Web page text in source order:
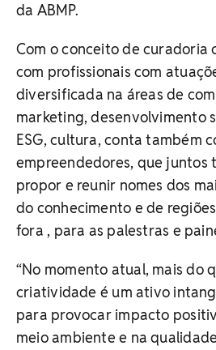
da ABMP.
Com o conceito de curadoria
com profissionais com
diversificada na áreas de
marketing, desenvolvimento
ESG, cultura, conta também
empreendedores, que juntos
propor e reunir nomes dos
do conhecimento e de
fora , para as palestras e
“No momento atual, mais do
criatividade é um ativo
para provocar impacto
meio ambiente e na